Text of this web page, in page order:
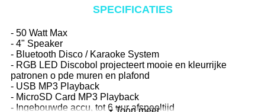
SPECIFICATIES
- 50 Watt Max
- 4" Speaker
- Bluetooth Disco / Karaoke System
- RGB LED Discobol projecteert mooie en kleurrijke
patronen o pde muren en plafond
- USB MP3 Playback
- MicroSD Card MP3 Playback
- Ingebouwde accu, tot 6 uur afspeeltijd